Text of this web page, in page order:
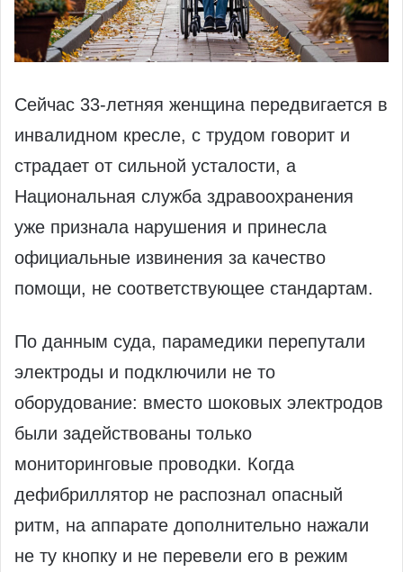
Сейчас 33‑летняя женщина передвигается в
инвалидном кресле, с трудом говорит и
страдает от сильной усталости, а
Национальная служба здравоохранения
уже признала нарушения и принесла
официальные извинения за качество
помощи, не соответствующее стандартам.
По данным суда, парамедики перепутали
электроды и подключили не то
оборудование: вместо шоковых электродов
были задействованы только
мониторинговые проводки. Когда
дефибриллятор не распознал опасный
ритм, на аппарате дополнительно нажали
не ту кнопку и не перевели его в режим